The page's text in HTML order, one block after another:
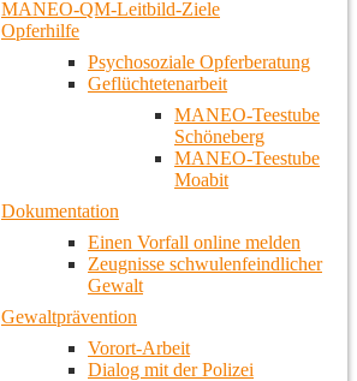
MANEO-QM-Leitbild-Ziele
Opferhilfe
Psychosoziale Opferberatung
Geflüchtetenarbeit
MANEO-Teestube
Schöneberg
MANEO-Teestube
Moabit
Dokumentation
Einen Vorfall online melden
Zeugnisse schwulenfeindlicher
Gewalt
Gewaltprävention
Vorort-Arbeit
Dialog mit der Polizei